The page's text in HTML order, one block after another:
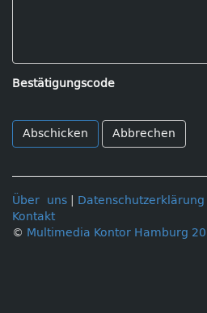
Bestätigungscode
Abbrechen
Über uns Datenschutzerklärung
Kontakt
© Multimedia Kontor Hamburg